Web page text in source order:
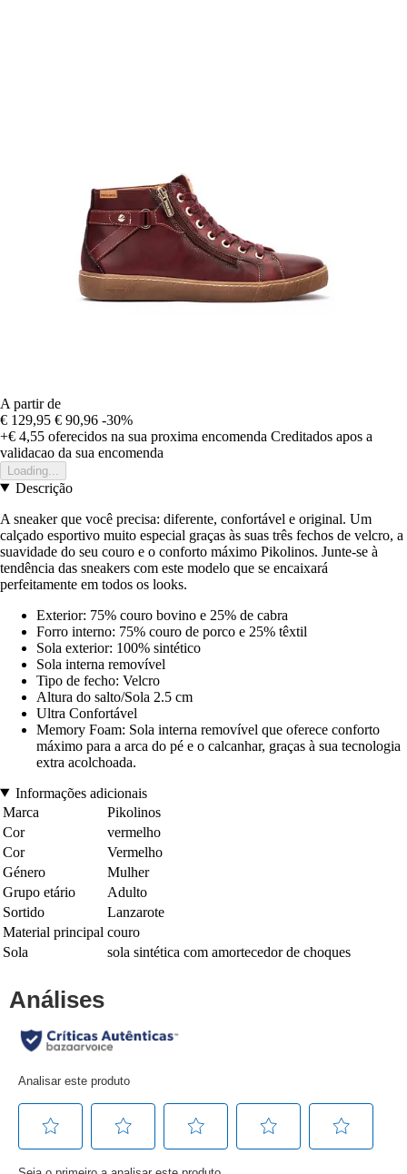
A partir de
€ 129,95 € 90,96 -30%
+€ 4,55 oferecidos na sua proxima encomenda Creditados apos a
validacao da sua encomenda
Loading...
Descrição
A sneaker que você precisa: diferente, confortável e original. Um
calçado esportivo muito especial graças às suas três fechos de velcro, a
suavidade do seu couro e o conforto máximo Pikolinos. Junte-se à
tendência das sneakers com este modelo que se encaixará
perfeitamente em todos os looks.
Exterior: 75% couro bovino e 25% de cabra
Forro interno: 75% couro de porco e 25% têxtil
Sola exterior: 100% sintético
Sola interna removível
Tipo de fecho: Velcro
Altura do salto/Sola 2.5 cm
Ultra Confortável
Memory Foam: Sola interna removível que oferece conforto
máximo para a arca do pé e o calcanhar, graças à sua tecnologia
extra acolchoada.
Informações adicionais
Marca
Pikolinos
Cor
vermelho
Cor
Vermelho
Género
Mulher
Grupo etário
Adulto
Sortido
Lanzarote
Material principal couro
Sola
sola sintética com amortecedor de choques